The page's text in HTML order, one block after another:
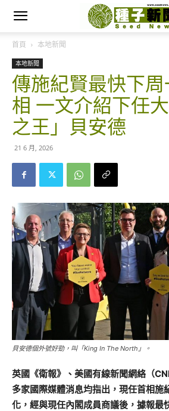
首頁 本地新聞
本地新聞
傳施紀賢最快下
相 一文介紹下任
之王」貝安德
21 6 月, 2026
貝安德個外號好勁，叫「King In The North」。
英國《衛報》、美國有線新聞網絡（
多家國際媒體消息均指出，現任首相施
化，經與現任內閣成員商議後，據報最